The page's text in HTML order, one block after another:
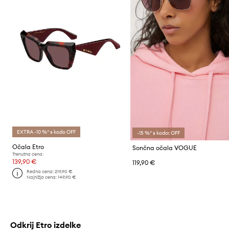
EXTRA -10 %* s kodo OFF
Očala Etro
Trenutna cena:
139,90 €
Redna cena:219,90 €
Najnižja cena:149,90 €
-15 %* s kodo: OFF
Sončna očala VOGUE
119,90 €
Odkrij Etro izdelke